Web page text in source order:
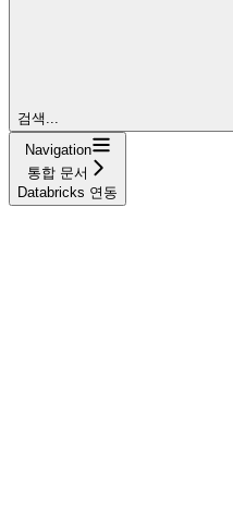
검색...
Navigation
통합 문서
Databricks 연동